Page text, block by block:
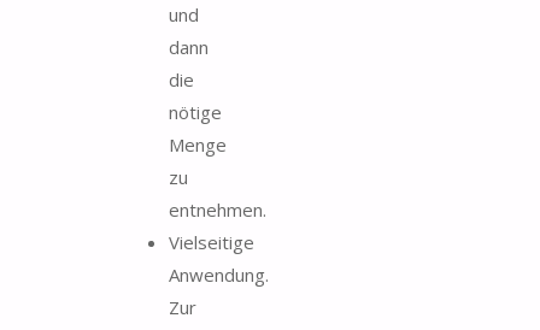
und
dann
die
nötige
Menge
zu
entnehmen.
Vielseitige
Anwendung.
Zur